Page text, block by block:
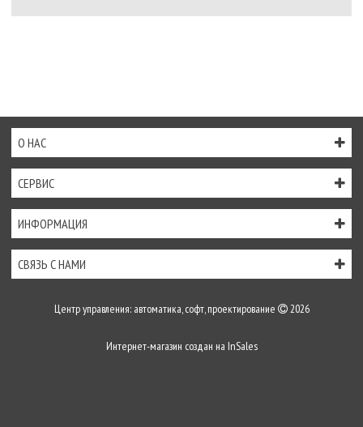
О НАС
СЕРВИС
ИНФОРМАЦИЯ
СВЯЗЬ С НАМИ
Центр управления: автоматика, софт, проектирование 2026
Интернет-магазин создан на InSales